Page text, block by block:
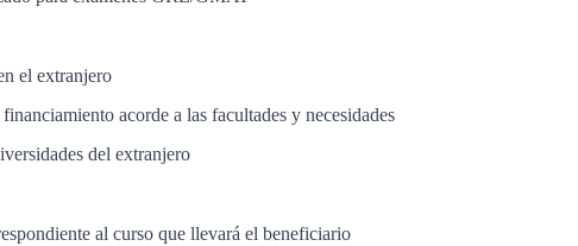
el extranjero
acorde a las facultades y necesidades
del extranjero
al curso que llevará el beneficiario